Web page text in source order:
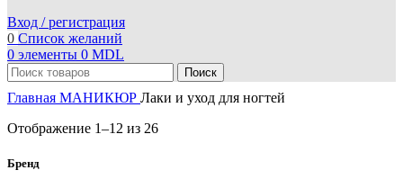
Вход / регистрация
0 Список желаний
0 элементы 0 MDL
Поиск
Главная МАНИКЮР Лаки и уход для ногтей
Отображение 1–12 из 26
Бренд